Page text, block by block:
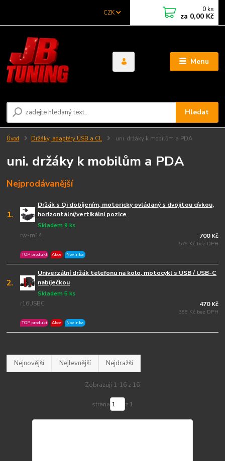
Menu
CZK
Hledat
0 ks
za 0,00 Kč
Úvod Držáky, adaptéry USB a CL uni. držáky k mobilům a PDA
uni. držáky k mobilům a PDA
Nejprodávanější
1.
Držák s Qi dobíjením, motoricky ovládaný s dvojitou cívkou,
horizontální/vertikální pozice
rw-m14
Skladem 9 ks
TOP produkt Akce Novinka
700 Kč
579 Kč bez DPH
2.
Univerzální držák telefonu na kolo, motocykl s USB / USB-C
nabíječkou
r16USBC
Skladem 5 ks
TOP produkt Akce Novinka
470 Kč
388 Kč bez DPH
Nejnovější Nejlevnější Nejdražší
Zobrazuji 1-16 z 16
strana z 1